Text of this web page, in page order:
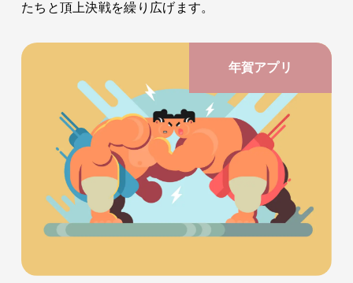
たちと頂上決戦を繰り広げます。
年賀アプリ